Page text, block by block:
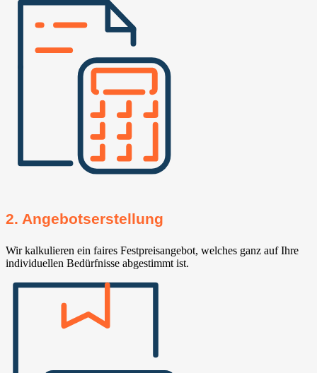
2. Angebotserstellung
Wir kalkulieren ein faires Festpreisangebot, welches ganz auf Ihre
individuellen Bedürfnisse abgestimmt ist.